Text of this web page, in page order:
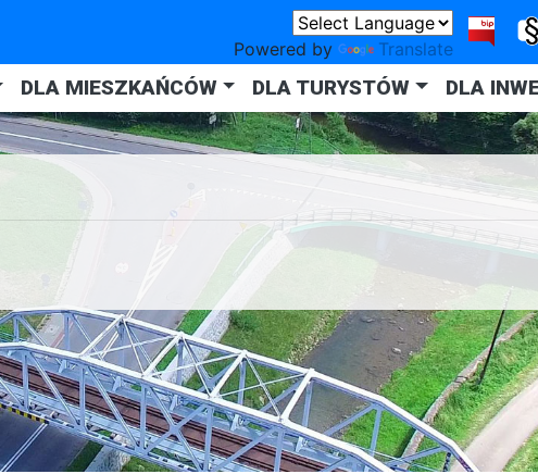
Powered by Translate
DLA MIESZKAŃCÓW DLA TURYSTÓW DLA